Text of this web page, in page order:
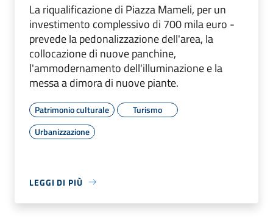
La riqualificazione di Piazza Mameli, per un
investimento complessivo di 700 mila euro -
prevede la pedonalizzazione dell'area, la
collocazione di nuove panchine,
l'ammodernamento dell'illuminazione e la
messa a dimora di nuove piante.
Patrimonio culturale
Turismo
Urbanizzazione
LEGGI DI PIÙ